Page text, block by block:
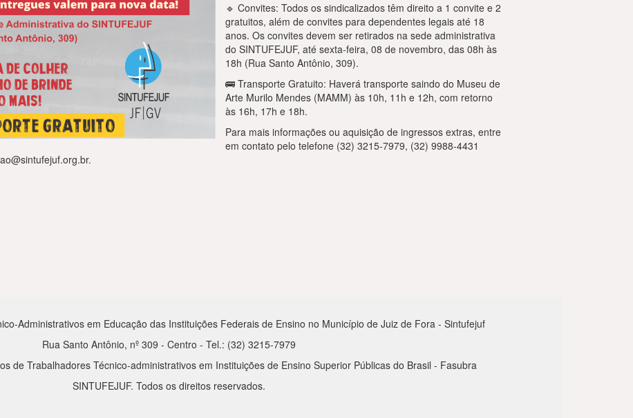
🔹 Convites: Todos os sindicalizados têm direito a 1 convite e 2
gratuitos, além de convites para dependentes legais até 18
anos. Os convites devem ser retirados na sede administrativa
do SINTUFEJUF, até sexta-feira, 08 de novembro, das 08h às
18h (Rua Santo Antônio, 309).
🚌 Transporte Gratuito: Haverá transporte saindo do Museu de
Arte Murilo Mendes (MAMM) às 10h, 11h e 12h, com retorno
às 16h, 17h e 18h.
Para mais informações ou aquisição de ingressos extras, entre
em contato pelo telefone (32) 3215-7979, (32) 9988-4431
Administrativos em Educação das Instituições Federais de Ensino no Município de Juiz de Fora - Sintufejuf
Rua Santo Antônio, nº 309 - Centro - Tel.: (32) 3215-7979
de Trabalhadores Técnico-administrativos em Instituições de Ensino Superior Públicas do Brasil - Fasubra
SINTUFEJUF. Todos os direitos reservados.